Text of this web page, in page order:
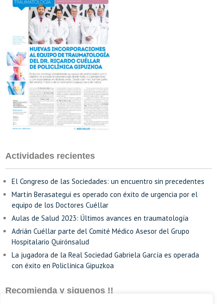
Actividades recientes
El Congreso de las Sociedades: un encuentro sin precedentes
Martín Berasategui es operado con éxito de urgencia por el
equipo de los Doctores Cuéllar
Aulas de Salud 2023: Últimos avances en traumatología
Adrián Cuéllar parte del Comité Médico Asesor del Grupo
Hospitalario Quirónsalud
La jugadora de la Real Sociedad Gabriela García es operada
con éxito en Policlínica Gipuzkoa
Recomienda y siguenos !!